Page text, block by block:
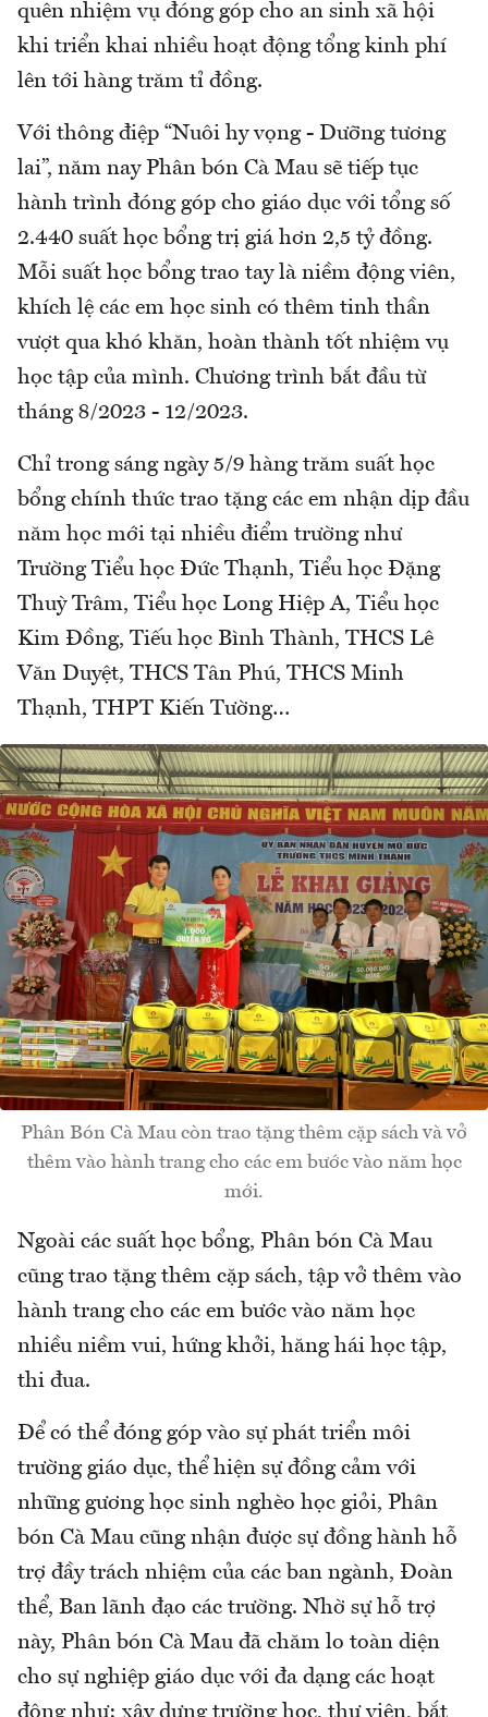
quên nhiệm vụ đóng góp cho an sinh xã hội
khi triển khai nhiều hoạt động tổng kinh phí
lên tới hàng trăm tỉ đồng.
Với thông điệp “Nuôi hy vọng - Dưỡng tương
lai”, năm nay Phân bón Cà Mau sẽ tiếp tục
hành trình đóng góp cho giáo dục với tổng số
2.440 suất học bổng trị giá hơn 2,5 tỷ đồng.
Mỗi suất học bổng trao tay là niềm động viên,
khích lệ các em học sinh có thêm tinh thần
vượt qua khó khăn, hoàn thành tốt nhiệm vụ
học tập của mình. Chương trình bắt đầu từ
tháng 8/2023 - 12/2023.
Chỉ trong sáng ngày 5/9 hàng trăm suất học
bổng chính thức trao tặng các em nhận dịp đầu
năm học mới tại nhiều điểm trường như
Trường Tiểu học Đức Thạnh, Tiểu học Đặng
Thuỳ Trâm, Tiểu học Long Hiệp A, Tiểu học
Kim Đồng, Tiếu học Bình Thành, THCS Lê
Văn Duyệt, THCS Tân Phú, THCS Minh
Thạnh, THPT Kiến Tường…
Phân Bón Cà Mau còn trao tặng thêm cặp sách và vở
thêm vào hành trang cho các em bước vào năm học
mới.
Ngoài các suất học bổng, Phân bón Cà Mau
cũng trao tặng thêm cặp sách, tập vở thêm vào
hành trang cho các em bước vào năm học
nhiều niềm vui, hứng khởi, hăng hái học tập,
thi đua.
Để có thể đóng góp vào sự phát triển môi
trường giáo dục, thể hiện sự đồng cảm với
những gương học sinh nghèo học giỏi, Phân
bón Cà Mau cũng nhận được sự đồng hành hỗ
trợ đầy trách nhiệm của các ban ngành, Đoàn
thể, Ban lãnh đạo các trường. Nhờ sự hỗ trợ
này, Phân bón Cà Mau đã chăm lo toàn diện
cho sự nghiệp giáo dục với đa dạng các hoạt